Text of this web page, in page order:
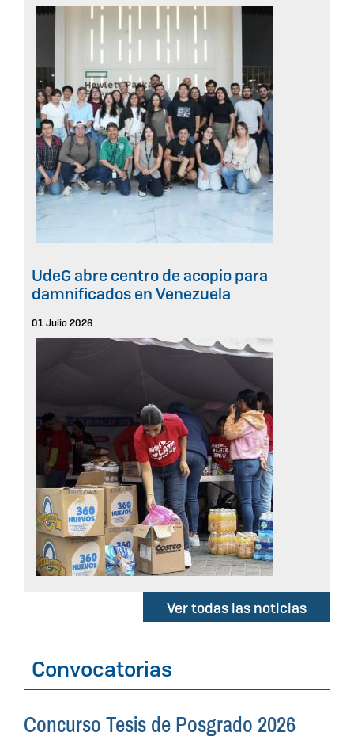
UdeG abre centro de acopio para
damnificados en Venezuela
01 Julio 2026
Ver todas las noticias
Convocatorias
Concurso Tesis de Posgrado 2026